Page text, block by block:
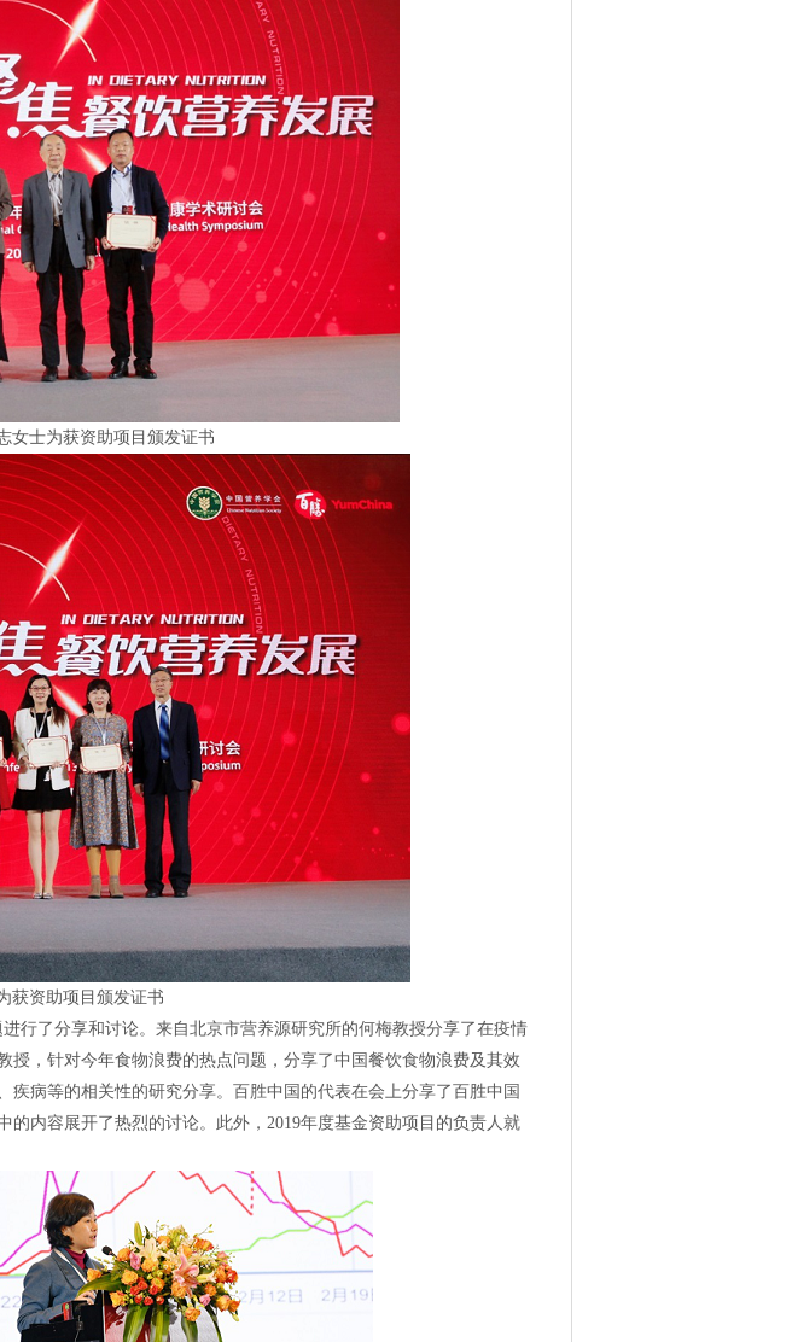
女士为获资助项目颁发证书
获资助项目颁发证书
行了分享和讨论。来自北京市营养源研究所的何梅教授分享了在疫情
，针对今年食物浪费的热点问题，分享了中国餐饮食物浪费及其效
病等的相关性的研究分享。百胜中国的代表在会上分享了百胜中国
内容展开了热烈的讨论。此外，2019年度基金资助项目的负责人就